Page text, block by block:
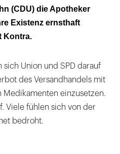
gegen Spahn
dass das Ganze mal so
(CDU) die Apotheker
Existenz ernsthaft
Kontra.
sich Union und SPD darauf
des Versandhandels mit
einzusetzen.
Viele fühlen sich von der
bedroht.